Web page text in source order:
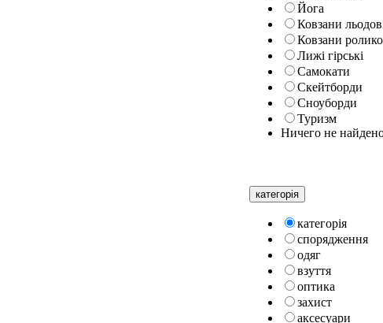
Йога
Ковзани
Ковзани
Лижі гірські
Самокати
Скейтборди
Сноуборди
Туризм
Ничего не
категорiя
категорiя
спорядження
одяг
взуття
оптика
захист
аксесуари